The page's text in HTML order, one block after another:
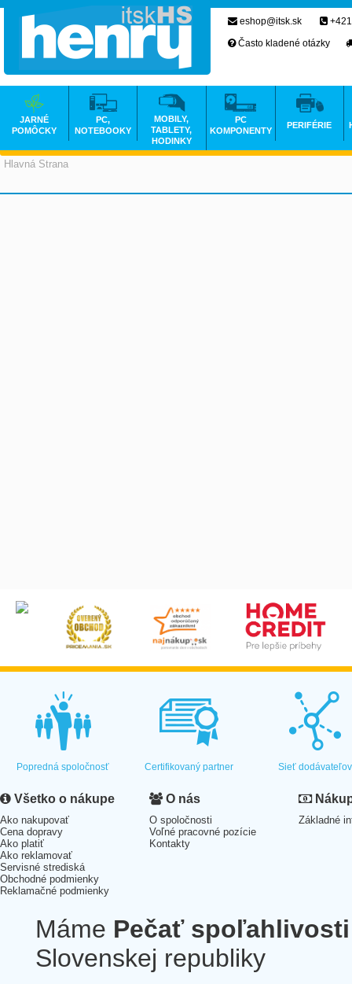
Hlavná Strana
eshop@itsk.sk
Často kladené otázky
JARNÉ
POMÔCKY
PC,
NOTEBOOKY
MOBILY,
TABLETY,
HODINKY
PC
KOMPONENTY
PERIFÉRIE
Popredná spoločnosť Certifikovaný partner Sieť dodávateľov
Všetko o nákupe
Ako nakupovať
Cena dopravy
Ako platiť
Ako reklamovať
Servisné strediská
Obchodné podmienky
Reklamačné podmienky
O nás
O spoločnosti
Voľné pracovné pozície
Kontakty
Základné
Máme Pečať spoľahlivosti
Slovenskej republiky